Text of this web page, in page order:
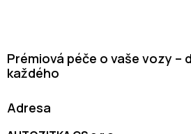
Prémiová péče o vaše vozy –
každého
Adresa